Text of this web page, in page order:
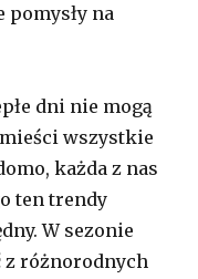
pomysły na
dni nie mogą
wszystkie
każda z nas
ten trendy
W sezonie
z różnorodnych